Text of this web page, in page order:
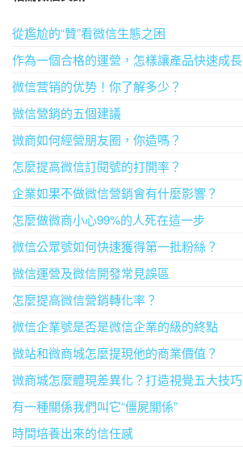
從尷尬的“贊”看微信生態之困
作為一個合格的運營，怎樣讓產品快速成長
微信营销的优势！你了解多少？
微信營銷的五個建議
微商如何經營朋友圈，你造嗎？
怎麼提高微信訂閱號的打開率？
企業如果不做微信營銷會有什麼影響？
怎麼做微商小心99%的人死在這一步
微信公眾號如何快速獲得第一批粉絲？
微信運營及微信開發常見誤區
怎麼提高微信營銷轉化率？
微信企業號是否是微信企業的級的終點
微站和微商城怎麼提現他的商業價值？
微商城怎麼體現差異化？打造視覺五大技巧
有一種關係我們叫它“僵屍關係”
時間培養出來的信任感